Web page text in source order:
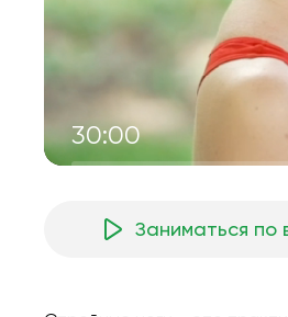
30:00
Заниматься по